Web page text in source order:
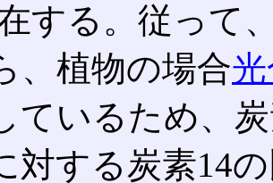
する。従って
、植物の場合
ているため、
対する炭素14